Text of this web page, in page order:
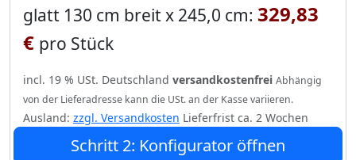
glatt 130 cm breit x 245,0 cm: 329,83
€ pro Stück
incl. 19 % USt. Deutschland versandkostenfrei Abhängig
von der Lieferadresse kann die USt. an der Kasse variieren.
Ausland: zzgl. Versandkosten Lieferfrist ca. 2 Wochen
Schritt 2: Konfigurator öffnen